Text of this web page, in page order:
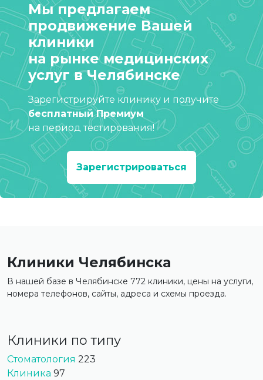
Мы предлагаем
продвижение Вашей
клиники
на рынке медицинских
услуг в Челябинске
Зарегистрируйте клинику и получите
бесплатный Премиум
на период тестирования!
Зарегистрироваться
Клиники Челябинска
В нашей базе в Челябинске 772 клиники, цены на услуги,
номера телефонов, сайты, адреса и схемы проезда.
Клиники по типу
Стоматология 223
Клиника 97